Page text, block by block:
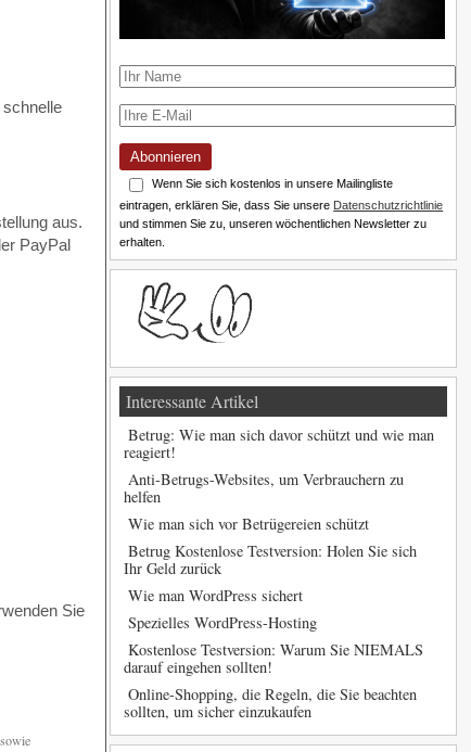
aus.
PayPal
Sie
Abonnieren
Wenn Sie sich kostenlos in unsere Mailingliste
eintragen, erklären Sie, dass Sie unsere Datenschutzrichtlinie
und stimmen Sie zu, unseren wöchentlichen Newsletter zu
erhalten.
Interessante Artikel
Betrug: Wie man sich davor schützt und wie man
reagiert!
Anti-Betrugs-Websites, um Verbrauchern zu
helfen
Wie man sich vor Betrügereien schützt
Betrug Kostenlose Testversion: Holen Sie sich
Ihr Geld zurück
Wie man WordPress sichert
Spezielles WordPress-Hosting
Kostenlose Testversion: Warum Sie NIEMALS
darauf eingehen sollten!
Online-Shopping, die Regeln, die Sie beachten
sollten, um sicher einzukaufen